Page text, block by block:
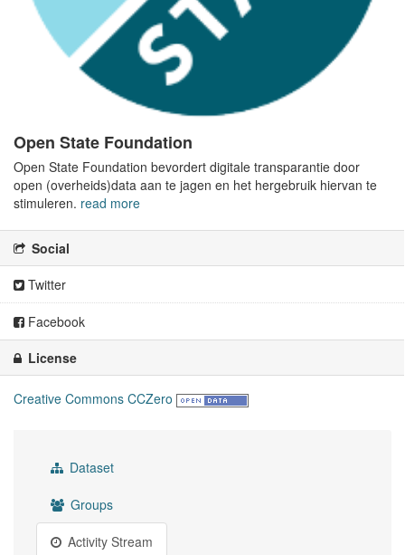
Open State Foundation
Open State Foundation bevordert digitale transparantie door
open (overheids)data aan te jagen en het hergebruik hiervan te
stimuleren. read more
Social
Twitter
Facebook
License
Creative Commons CCZero
Dataset
Groups
Activity Stream